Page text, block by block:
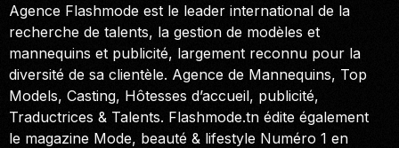
Agence Flashmode est le leader international de la
recherche de talents, la gestion de modèles et
mannequins et publicité, largement reconnu pour la
diversité de sa clientèle. Agence de Mannequins, Top
Models, Casting, Hôtesses d’accueil, publicité,
Traductrices & Talents. Flashmode.tn édite également
le magazine Mode, beauté & lifestyle Numéro 1 en